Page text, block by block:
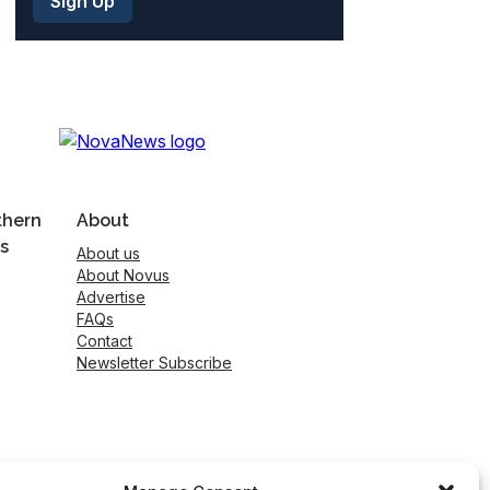
About
About us
About Novus
Advertise
FAQs
Contact
Newsletter Subscribe